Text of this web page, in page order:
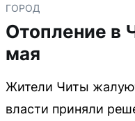
ГОРОД
Отопление в
мая
Жители Читы
власти приняли